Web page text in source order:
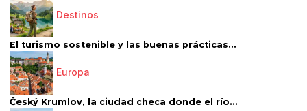
Destinos
El turismo sostenible y las buenas prácticas...
Europa
Český Krumlov, la ciudad checa donde el río...